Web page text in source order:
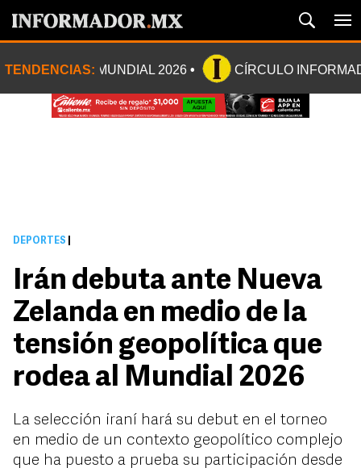
TENDENCIAS: MUNDIAL 2026 CÍRCULO
DEPORTES
Irán debuta ante Nueva
Zelanda en medio de la
tensión geopolítica que
rodea al Mundial 2026
La selección iraní hará su debut en el torneo
en medio de un contexto geopolítico complejo
que ha puesto a prueba su participación desde